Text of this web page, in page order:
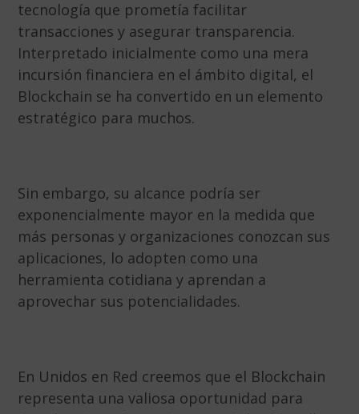
tecnología que prometía facilitar
transacciones y asegurar transparencia.
Interpretado inicialmente como una mera
incursión financiera en el ámbito digital, el
Blockchain se ha convertido en un elemento
estratégico para muchos.
Sin embargo, su alcance podría ser
exponencialmente mayor en la medida que
más personas y organizaciones conozcan sus
aplicaciones, lo adopten como una
herramienta cotidiana y aprendan a
aprovechar sus potencialidades.
En Unidos en Red creemos que el Blockchain
representa una valiosa oportunidad para